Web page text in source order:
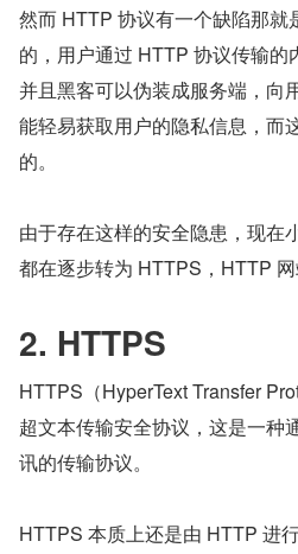
然而 HTTP 协议有一个缺陷那就
的，用户通过 HTTP 协议传输的
并且黑客可以伪装成服务端，向
能轻易获取用户的隐私信息，而
的。
由于存在这样的安全隐患，现在
都在逐步转为 HTTPS，HTTP 网
2. HTTPS
HTTPS（HyperText Transfer
超文本传输安全协议，这是一种
讯的传输协议。
HTTPS 本质上还是由 HTTP 进